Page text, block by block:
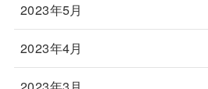
2023年5月
2023年4月